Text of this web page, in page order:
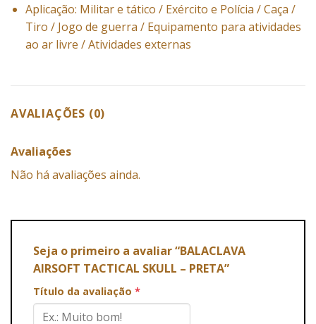
Aplicação: Militar e tático / Exército e Polícia / Caça /
Tiro / Jogo de guerra / Equipamento para atividades
ao ar livre / Atividades externas
AVALIAÇÕES (0)
Avaliações
Não há avaliações ainda.
Seja o primeiro a avaliar “BALACLAVA
AIRSOFT TACTICAL SKULL – PRETA”
Título da avaliação *